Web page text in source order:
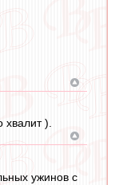
хвалит ).
ужинов с